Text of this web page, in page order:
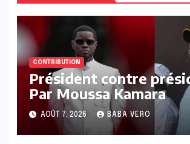
CONTRIBUTION
Président contre
Par Moussa Kamara
AOÛT 7, 2026 BABA VERO